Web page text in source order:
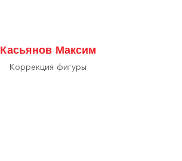
Касьянов Максим
Коррекция фигуры